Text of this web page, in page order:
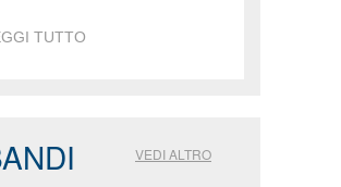
TUTTO
VEDI ALTRO